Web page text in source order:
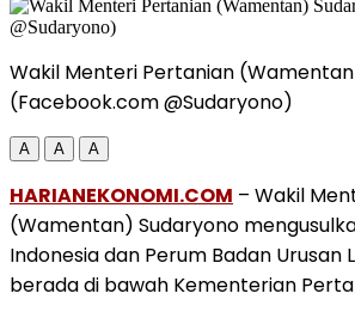
Wakil Menteri Pertanian
(Facebook.com @Sudaryono)
A A A
HARIANEKONOMI.COM – Wakil
(Wamentan) Sudaryono
Indonesia dan Perum Badan Urusan
berada di bawah Kementerian